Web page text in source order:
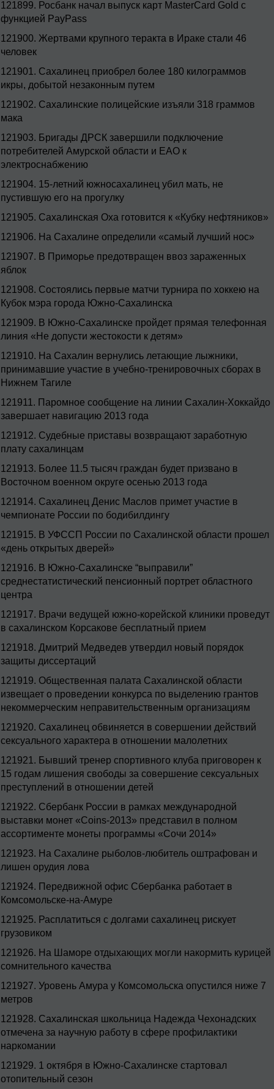
121899. Росбанк начал выпуск карт MasterCard Gold с
функцией PayPass
121900. Жертвами крупного теракта в Ираке стали 46
человек
121901. Сахалинец приобрел более 180 килограммов
икры, добытой незаконным путем
121902. Сахалинские полицейские изъяли 318 граммов
мака
121903. Бригады ДРСК завершили подключение
потребителей Амурской области и ЕАО к
электроснабжению
121904. 15-летний южносахалинец убил мать, не
пустившую его на прогулку
121905. Сахалинская Оха готовится к «Кубку нефтяников»
121906. На Сахалине определили «самый лучший нос»
121907. В Приморье предотвращен ввоз зараженных
яблок
121908. Состоялись первые матчи турнира по хоккею на
Кубок мэра города Южно-Сахалинска
121909. В Южно-Сахалинске пройдет прямая телефонная
линия «Не допусти жестокости к детям»
121910. На Сахалин вернулись летающие лыжники,
принимавшие участие в учебно-тренировочных сборах в
Нижнем Тагиле
121911. Паромное сообщение на линии Сахалин-Хоккайдо
завершает навигацию 2013 года
121912. Судебные приставы возвращают заработную
плату сахалинцам
121913. Более 11.5 тысяч граждан будет призвано в
Восточном военном округе осенью 2013 года
121914. Сахалинец Денис Маслов примет участие в
чемпионате России по бодибилдингу
121915. В УФССП России по Сахалинской области прошел
«день открытых дверей»
121916. В Южно-Сахалинске “выправили”
среднестатистический пенсионный портрет областного
центра
121917. Врачи ведущей южно-корейской клиники проведут
в сахалинском Корсакове бесплатный прием
121918. Дмитрий Медведев утвердил новый порядок
защиты диссертаций
121919. Общественная палата Сахалинской области
извещает о проведении конкурса по выделению грантов
некоммерческим неправительственным организациям
121920. Сахалинец обвиняется в совершении действий
сексуального характера в отношении малолетних
121921. Бывший тренер спортивного клуба приговорен к
15 годам лишения свободы за совершение сексуальных
преступлений в отношении детей
121922. Сбербанк России в рамках международной
выставки монет «Coins-2013» представил в полном
ассортименте монеты программы «Сочи 2014»
121923. На Сахалине рыболов-любитель оштрафован и
лишен орудия лова
121924. Передвижной офис Сбербанка работает в
Комсомольске-на-Амуре
121925. Расплатиться с долгами сахалинец рискует
грузовиком
121926. На Шаморе отдыхающих могли накормить курицей
сомнительного качества
121927. Уровень Амура у Комсомольска опустился ниже 7
метров
121928. Сахалинская школьница Надежда Чехонадских
отмечена за научную работу в сфере профилактики
наркомании
121929. 1 октября в Южно-Сахалинске стартовал
отопительный сезон